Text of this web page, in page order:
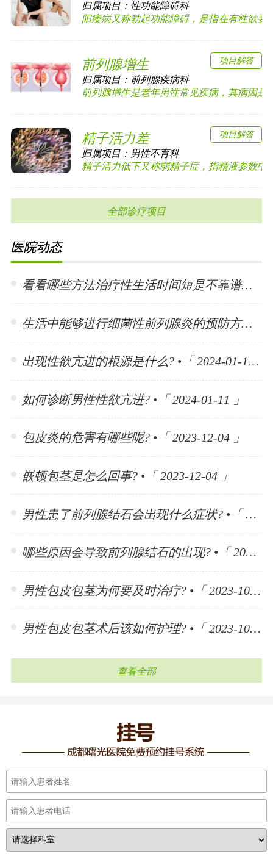
归属项目： 性功能障碍科
阳痿病又称勃起功能障碍，是指在有性欲要
前列腺增生
归属项目： 前列腺疾病科
前列腺增生是老年男性常见疾病，其病因是
项目解答
精子活力差
归属项目： 男性不育科
精子活力低下又称弱精子症，指精液参数中
项目解答
全部诊疗项目
医院动态
看看哪些方法治疗性生活时间短是不靠谱的? •「 2024-01-15 」
生活中能够进行细菌性前列腺炎的预防方法有哪些? •「 2024-01-15 」
出现性欲亢进的根源是什么? •「 2024-01-11 」
如何诊断男性性欲亢进? •「 2024-01-11 」
包皮炎的危害有哪些呢? •「 2023-12-04 」
嵌顿包茎是怎么回事? •「 2023-12-04 」
男性患了前列腺结石会出现什么症状? •「 2023-11-10 」
哪些原因会导致前列腺结石的出现? •「 2023-11-10 」
男性包皮包茎为何要及时治疗? •「 2023-10-30 」
男性包皮包茎术后该如何护理? •「 2023-10-30 」
查看全部